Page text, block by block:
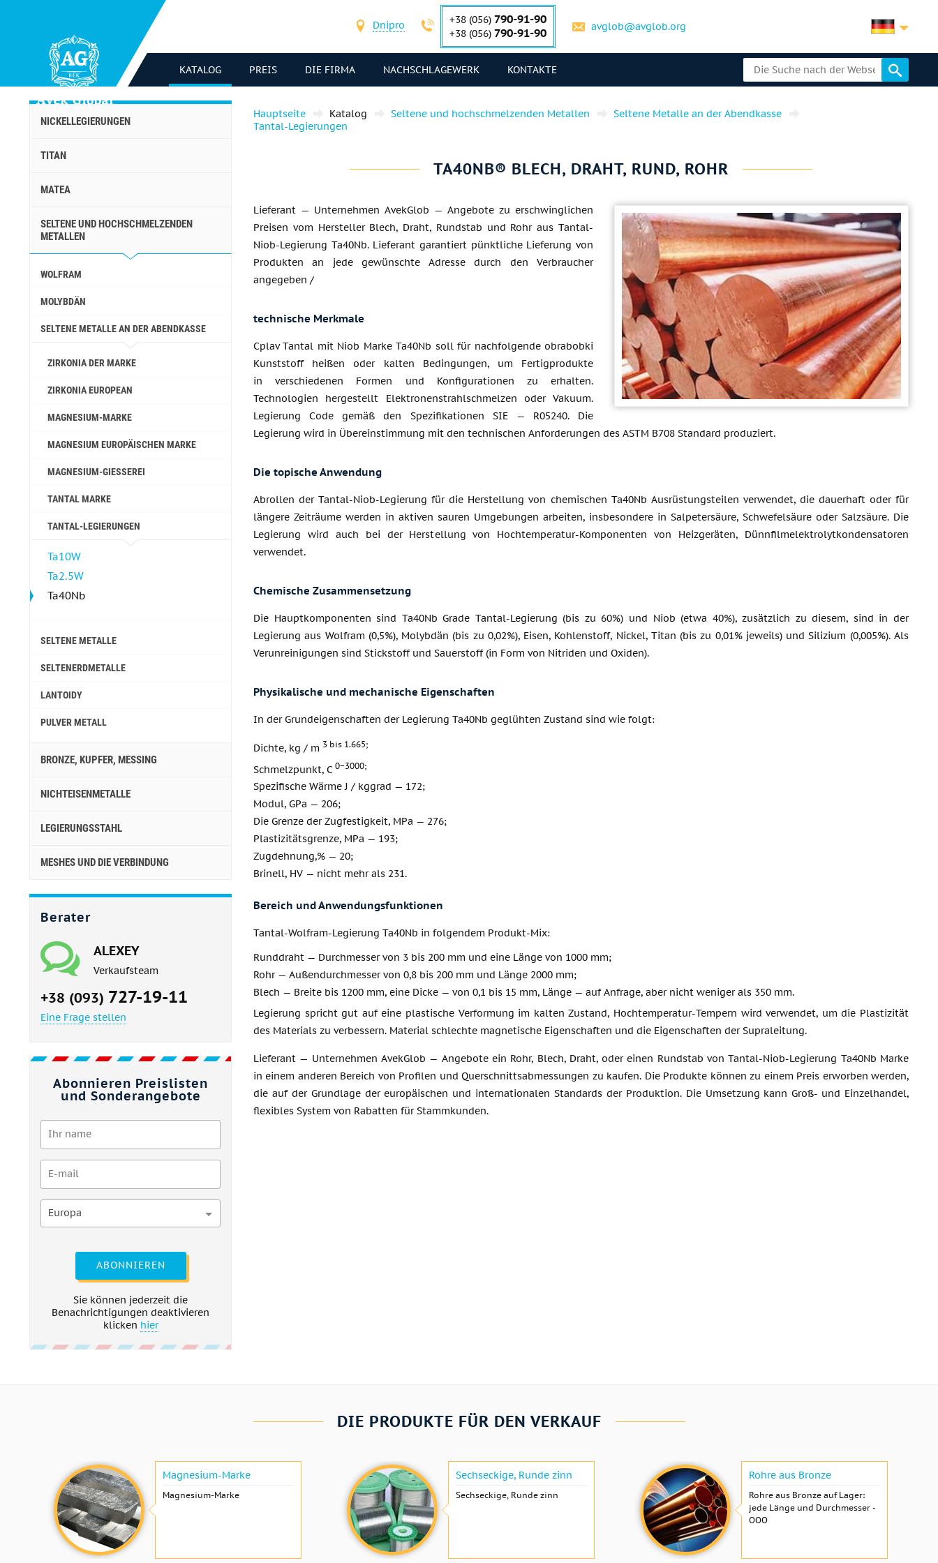
Dnipro +38 (056) 790-91-90
+38 (056) 790-91-90 avglob@avglob.org
KATALOG PREIS DIE FIRMA NACHSCHLAGEWERK KONTAKTE
NICKELLEGIERUNGEN
TITAN
MATEA
SELTENE UND HOCHSCHMELZENDEN
METALLEN
WOLFRAM
MOLYBDÄN
SELTENE METALLE AN DER ABENDKASSE
ZIRKONIA DER MARKE
ZIRKONIA EUROPEAN
MAGNESIUM-MARKE
MAGNESIUM EUROPÄISCHEN MARKE
MAGNESIUM-GIESSEREI
TANTAL MARKE
TANTAL-LEGIERUNGEN
Ta10W
Ta2.5W
Ta40Nb
SELTENE METALLE
SELTENERDMETALLE
LANTOIDY
PULVER METALL
BRONZE, KUPFER, MESSING
NICHTEISENMETALLE
LEGIERUNGSSTAHL
MESHES UND DIE VERBINDUNG
Berater
ALEXEY
Verkaufsteam
+38 (093) 727-19-11
Eine Frage stellen
Abonnieren Preislisten
und Sonderangebote
Europa
ABONNIEREN
Sie können jederzeit die
Benachrichtigungen deaktivieren
klicken hier
Hauptseite Katalog Seltene und hochschmelzenden Metallen
Seltene Metalle an der Abendkasse
Tantal-Legierungen
TA40NB® BLECH, DRAHT, RUND, ROHR
Lieferant — Unternehmen AvekGlob — Angebote zu erschwinglichen
Preisen vom Hersteller Blech, Draht, Rundstab und Rohr aus Tantal-
Niob-Legierung Ta40Nb. Lieferant garantiert pünktliche Lieferung von
Produkten an jede gewünschte Adresse durch den Verbraucher
angegeben /
technische Merkmale
Cplav Tantal mit Niob Marke Ta40Nb soll für nachfolgende obrabobki
Kunststoff heißen oder kalten Bedingungen, um Fertigprodukte
in verschiedenen Formen und Konfigurationen zu erhalten.
Technologien hergestellt Elektronenstrahlschmelzen oder Vakuum.
Legierung Code gemäß den Spezifikationen SIE — R05240. Die
Legierung wird in Übereinstimmung mit den technischen Anforderungen des ASTM B708 Standard produziert.
Die topische Anwendung
Abrollen der Tantal-Niob-Legierung für die Herstellung von chemischen Ta40Nb Ausrüstungsteilen verwendet, die dauerhaft oder für
längere Zeiträume werden in aktiven sauren Umgebungen arbeiten, insbesondere in Salpetersäure, Schwefelsäure oder Salzsäure. Die
Legierung wird auch bei der Herstellung von Hochtemperatur-Komponenten von Heizgeräten, Dünnfilmelektrolytkondensatoren
verwendet.
Chemische Zusammensetzung
Die Hauptkomponenten sind Ta40Nb Grade Tantal-Legierung (bis zu 60%) und Niob (etwa 40%), zusätzlich zu diesem, sind in der
Legierung aus Wolfram (0,5%), Molybdän (bis zu 0,02%), Eisen, Kohlenstoff, Nickel, Titan (bis zu 0,01% jeweils) und Silizium (0,005%). Als
Verunreinigungen sind Stickstoff und Sauerstoff (in Form von Nitriden und Oxiden).
Physikalische und mechanische Eigenschaften
In der Grundeigenschaften der Legierung Ta40Nb geglühten Zustand sind wie folgt:
Dichte, kg / m 3 bis 1.665;
Schmelzpunkt, C 0−3000;
Spezifische Wärme J / kggrad — 172;
Modul, GPa — 206;
Die Grenze der Zugfestigkeit, MPa — 276;
Plastizitätsgrenze, MPa — 193;
Zugdehnung,% — 20;
Brinell, HV — nicht mehr als 231.
Bereich und Anwendungsfunktionen
Tantal-Wolfram-Legierung Ta40Nb in folgendem Produkt-Mix:
Runddraht — Durchmesser von 3 bis 200 mm und eine Länge von 1000 mm;
Rohr — Außendurchmesser von 0,8 bis 200 mm und Länge 2000 mm;
Blech — Breite bis 1200 mm, eine Dicke — von 0,1 bis 15 mm, Länge — auf Anfrage, aber nicht weniger als 350 mm.
Legierung spricht gut auf eine plastische Verformung im kalten Zustand, Hochtemperatur-Tempern wird verwendet, um die Plastizität
des Materials zu verbessern. Material schlechte magnetische Eigenschaften und die Eigenschaften der Supraleitung.
Lieferant — Unternehmen AvekGlob — Angebote ein Rohr, Blech, Draht, oder einen Rundstab von Tantal-Niob-Legierung Ta40Nb Marke
in einem anderen Bereich von Profilen und Querschnittsabmessungen zu kaufen. Die Produkte können zu einem Preis erworben werden,
die auf der Grundlage der europäischen und internationalen Standards der Produktion. Die Umsetzung kann Groß- und Einzelhandel,
flexibles System von Rabatten für Stammkunden.
DIE PRODUKTE FÜR DEN VERKAUF
Magnesium-Marke
Magnesium-Marke
Sechseckige, Runde zinn
Sechseckige, Runde zinn
Rohre aus Bronze
Rohre aus Bronze auf Lager:
jede Länge und Durchmesser -
OOO